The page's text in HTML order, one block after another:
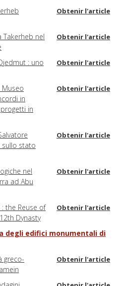
Obtenir l'article
nel
Obtenir l'article
: uno
Obtenir l'article
Museo
in
in
Obtenir l'article
sullo stato
Obtenir l'article
nel
ad Abu
Obtenir l'article
the Reuse of
Dynasty
Obtenir l'article
degli edifici monumentali di
greco-
Obtenir l'article